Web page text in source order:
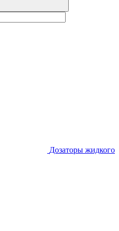
Дозаторы жидкого